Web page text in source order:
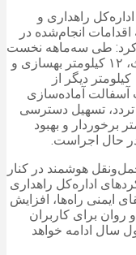
راهداری و
انجام‌شده در
کرد: طی سه‌ماهه نخست
سال جاری، ۱۰ کیلومتر راه روستایی احداث، ۱۲ کیلومتر بهسازی و
۱۲ کیلومتر آسفالت شده است. همچنین ۱۰ کیلومتر دیگر از
آسفالت آماده‌سازی
تردد، تسهیل دسترسی
برخوردار و بهبود
حال اجراست.
هوشمند در کنار
اداره‌کل راهداری
ایمنی راه‌ها، افزایش
برای کاربران
سال ادامه خواهد